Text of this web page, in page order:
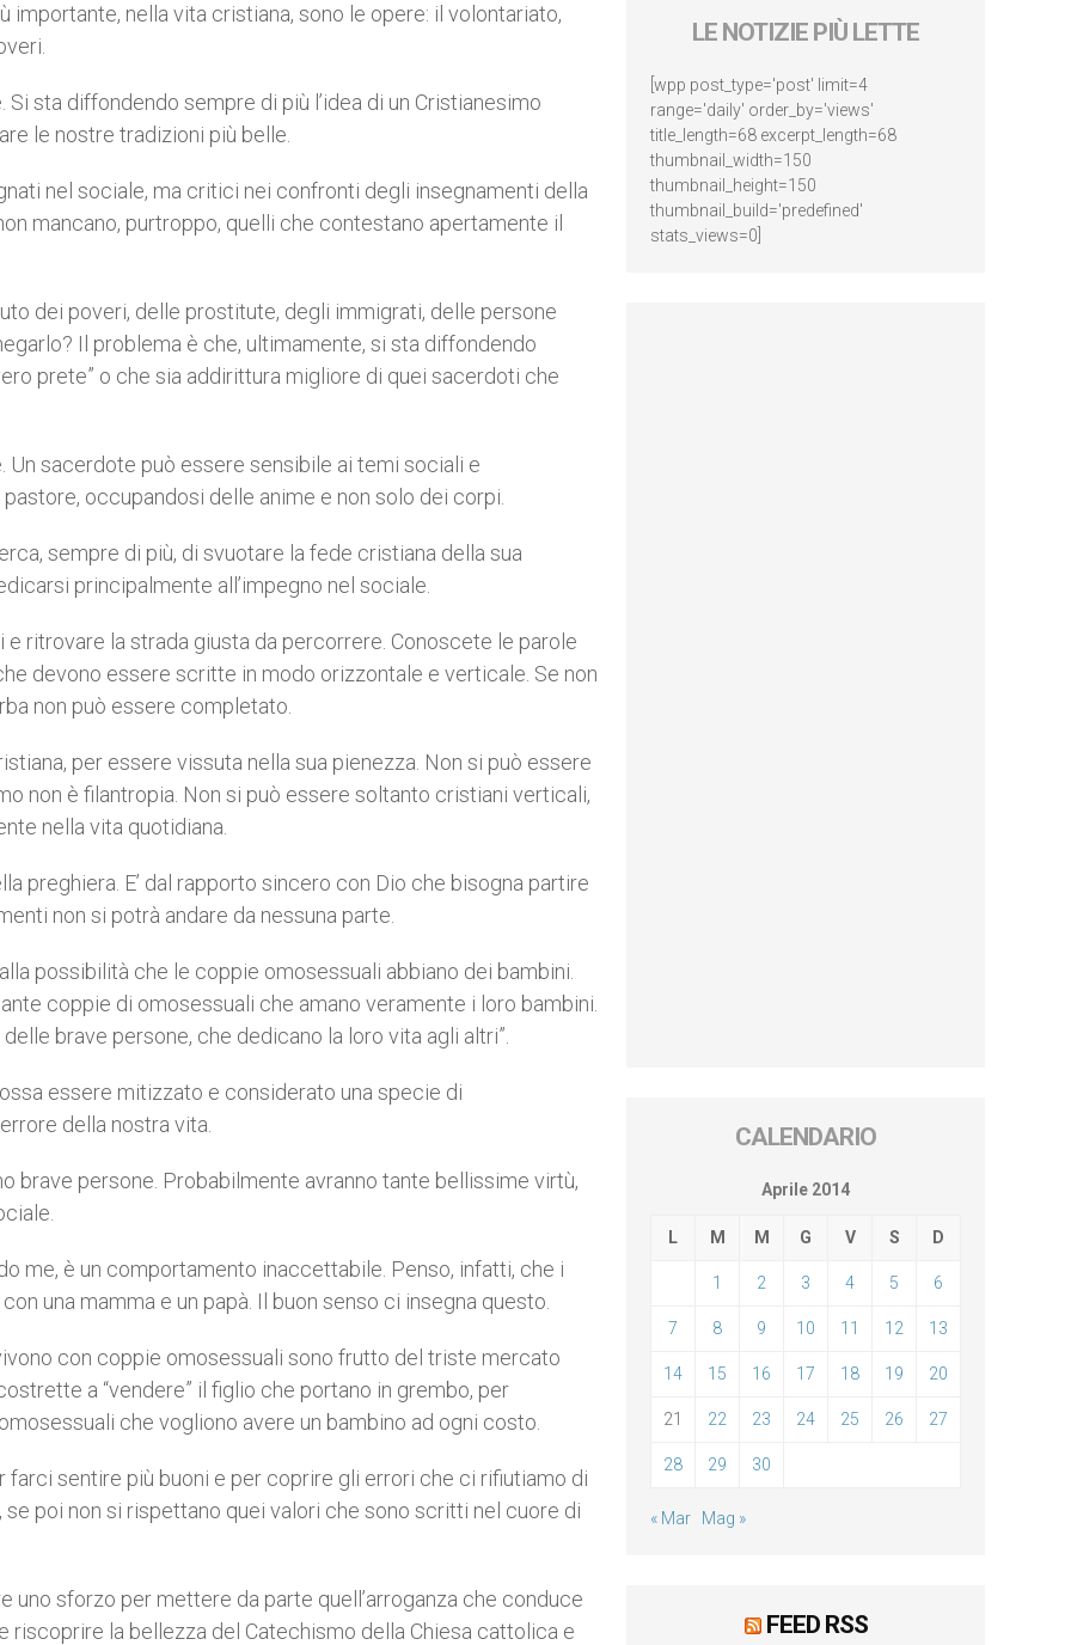
nella vita cristiana, sono le opere: il volontariato,
sta diffondendo sempre di più l’idea di un Cristianesimo
le nostre tradizioni più belle.
nel sociale, ma critici nei confronti degli insegnamenti della
mancano, purtroppo, quelli che contestano apertamente il
dei poveri, delle prostitute, degli immigrati, delle persone
Il problema è che, ultimamente, si sta diffondendo
prete” o che sia addirittura migliore di quei sacerdoti che
Un sacerdote può essere sensibile ai temi sociali e
occupandosi delle anime e non solo dei corpi.
sempre di più, di svuotare la fede cristiana della sua
principalmente all’impegno nel sociale.
ritrovare la strada giusta da percorrere. Conoscete le parole
devono essere scritte in modo orizzontale e verticale. Se non
non può essere completato.
per essere vissuta nella sua pienezza. Non si può essere
non è filantropia. Non si può essere soltanto cristiani verticali,
nella vita quotidiana.
preghiera. E’ dal rapporto sincero con Dio che bisogna partire
non si potrà andare da nessuna parte.
possibilità che le coppie omosessuali abbiano dei bambini.
coppie di omosessuali che amano veramente i loro bambini.
brave persone, che dedicano la loro vita agli altri”.
essere mitizzato e considerato una specie di
della nostra vita.
brave persone. Probabilmente avranno tante bellissime virtù,
me, è un comportamento inaccettabile. Penso, infatti, che i
una mamma e un papà. Il buon senso ci insegna questo.
con coppie omosessuali sono frutto del triste mercato
a “vendere” il figlio che portano in grembo, per
che vogliono avere un bambino ad ogni costo.
farci sentire più buoni e per coprire gli errori che ci rifiutiamo di
poi non si rispettano quei valori che sono scritti nel cuore di
uno sforzo per mettere da parte quell’arroganza che conduce
riscoprire la bellezza del Catechismo della Chiesa cattolica e
LE NOTIZIE PIÙ LETTE
[wpp post_type='post' limit=4
range='daily' order_by='views'
title_length=68 excerpt_length=68
thumbnail_width=150
thumbnail_height=150
thumbnail_build='predefined'
stats_views=0]
CALENDARIO
Aprile 2014
L M M G V S D
1 2 3 4 5 6
7 8 9 10 11 12 13
14 15 16 17 18 19 20
21 22 23 24 25 26 27
28 29 30
« Mar Mag »
FEED RSS